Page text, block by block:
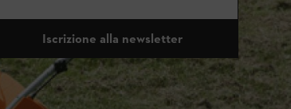
Iscrizione alla newsletter